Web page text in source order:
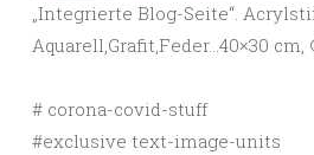
„Integrierte Blog-Seite“.
Aquarell,Grafit,Feder…40×30 cm,
# corona-covid-stuff
#exclusive text-image-units